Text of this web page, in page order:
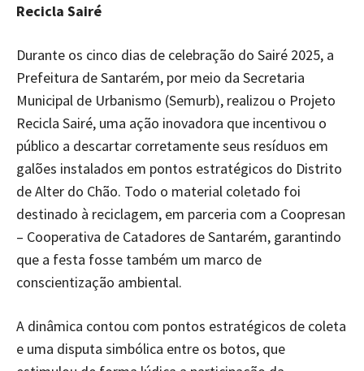
Recicla Sairé
Durante os cinco dias de celebração do Sairé 2025, a
Prefeitura de Santarém, por meio da Secretaria
Municipal de Urbanismo (Semurb), realizou o Projeto
Recicla Sairé, uma ação inovadora que incentivou o
público a descartar corretamente seus resíduos em
galões instalados em pontos estratégicos do Distrito
de Alter do Chão. Todo o material coletado foi
destinado à reciclagem, em parceria com a Coopresan
– Cooperativa de Catadores de Santarém, garantindo
que a festa fosse também um marco de
conscientização ambiental.
A dinâmica contou com pontos estratégicos de coleta
e uma disputa simbólica entre os botos, que